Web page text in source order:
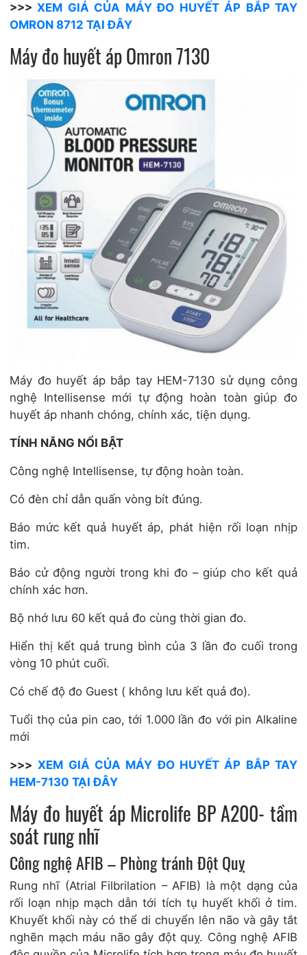
>>>XEM GIÁ CỦA MÁY ĐO HUYẾT ÁP BẮP TAY
OMRON 8712 TẠI ĐÂY
Máy đo huyết áp Omron 7130
Máy đo huyết áp bắp tay HEM-7130 sử dụng công
nghệ Intellisense mới tự động hoàn toàn giúp đo
huyết áp nhanh chóng, chính xác, tiện dụng.
TÍNH NĂNG NỔI BẬT
Công nghệ Intellisense, tự động hoàn toàn.
Có đèn chỉ dẫn quấn vòng bít đúng.
Báo mức kết quả huyết áp, phát hiện rối loạn nhịp
tim.
Báo cử động người trong khi đo – giúp cho kết quả
chính xác hơn.
Bộ nhớ lưu 60 kết quả đo cùng thời gian đo.
Hiển thị kết quả trung bình của 3 lần đo cuối trong
vòng 10 phút cuối.
Có chế độ đo Guest ( không lưu kết quả đo).
Tuổi thọ của pin cao, tới 1.000 lần đo với pin Alkaline
mới
>>> XEM GIÁ CỦA MÁY ĐO HUYẾT ÁP BẮP TAY
HEM-7130 TẠI ĐÂY
Máy đo huyết áp Microlife BP A200- tầm
soát rung nhĩ
Công nghệ AFIB – Phòng tránh Đột Quỵ
Rung nhĩ (Atrial Filbrilation – AFIB) là một dạng của
rối loạn nhịp mạch dẫn tới tích tụ huyết khối ở tim.
Khuyết khối này có thể di chuyển lên não và gây tắt
nghẽn mạch máu não gây đột quỵ. Công nghệ AFIB